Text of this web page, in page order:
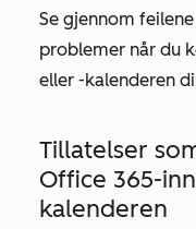
Se gjennom
problemer når du
eller -kalenderen
Tillatelser
Office 365-
kalenderen